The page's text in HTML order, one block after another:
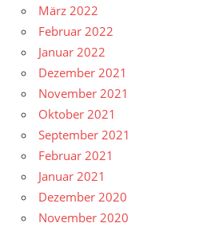
März 2022
Februar 2022
Januar 2022
Dezember 2021
November 2021
Oktober 2021
September 2021
Februar 2021
Januar 2021
Dezember 2020
November 2020